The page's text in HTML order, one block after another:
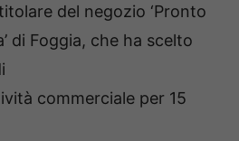
del negozio ‘Pronto
di Foggia, che ha scelto
commerciale per 15